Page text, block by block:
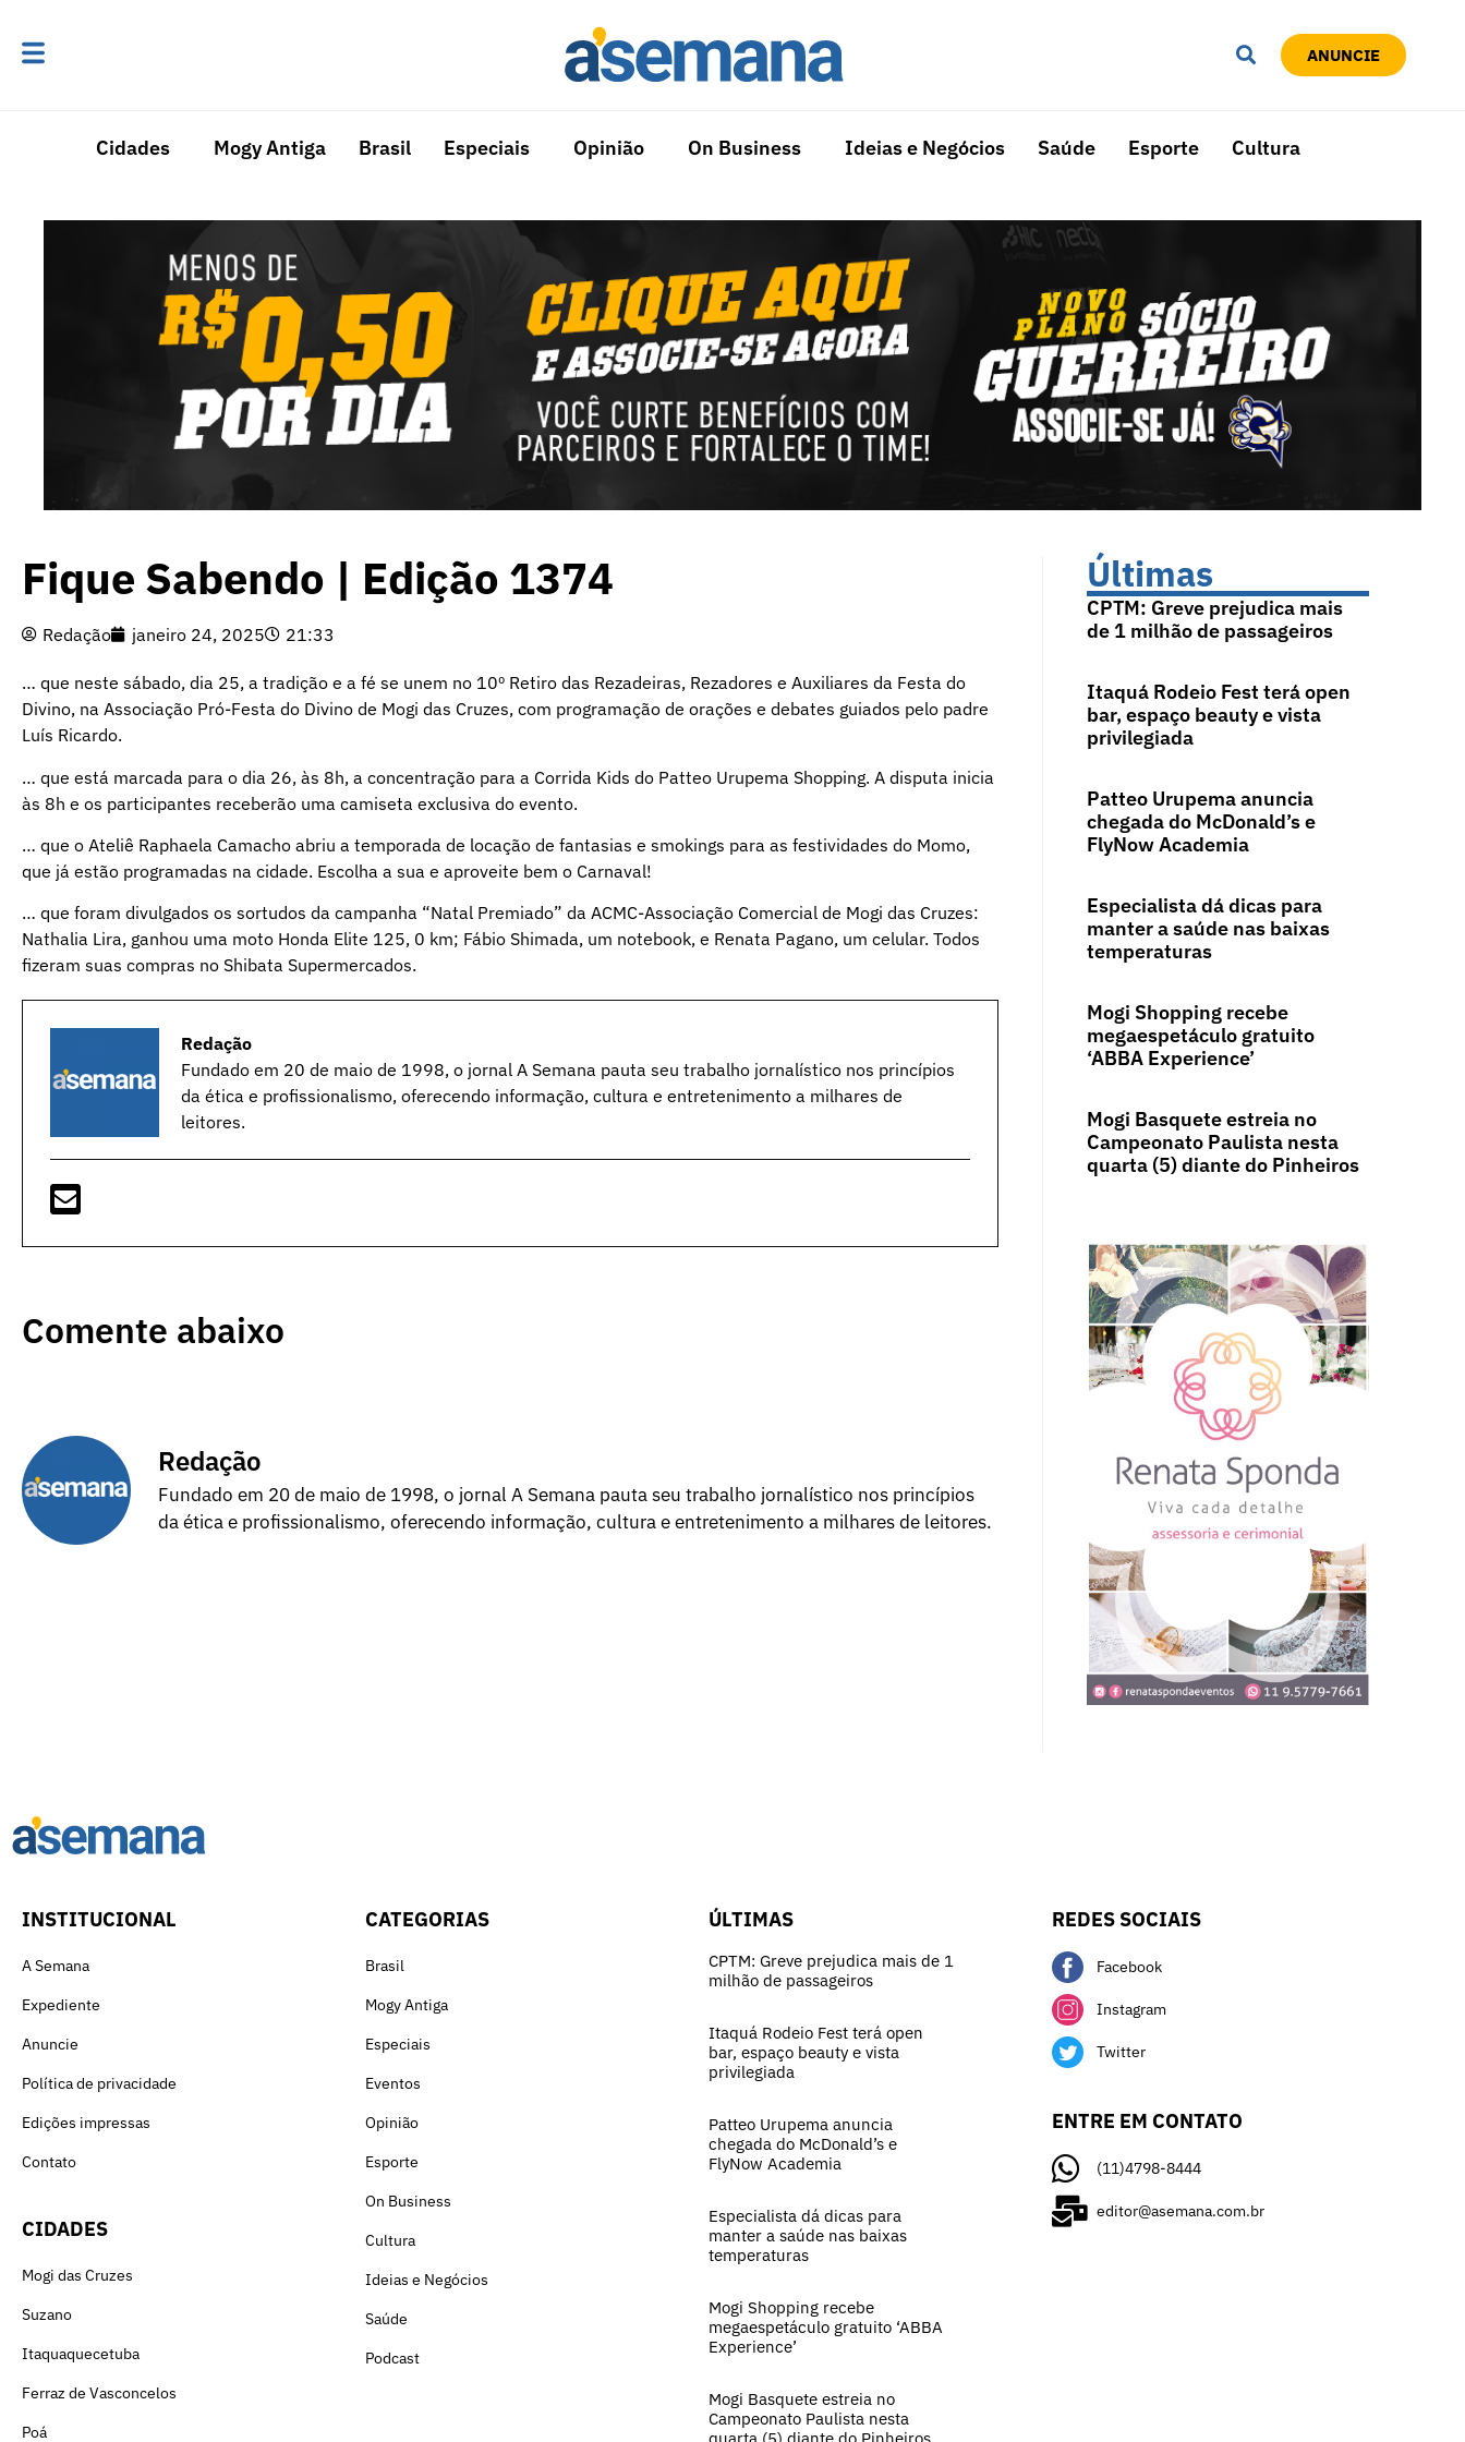
ANUNCIE
Cidades Mogy Antiga Brasil Especiais Opinião On Business Ideias e Negócios Saúde Esporte Cultura
Fique Sabendo | Edição 1374
Redação janeiro 24, 2025 21:33
… que neste sábado, dia 25, a tradição e a fé se unem no 10º Retiro das Rezadeiras, Rezadores e Auxiliares da Festa do
Divino, na Associação Pró-Festa do Divino de Mogi das Cruzes, com programação de orações e debates guiados pelo padre
Luís Ricardo.
… que está marcada para o dia 26, às 8h, a concentração para a Corrida Kids do Patteo Urupema Shopping. A disputa inicia
às 8h e os participantes receberão uma camiseta exclusiva do evento.
… que o Ateliê Raphaela Camacho abriu a temporada de locação de fantasias e smokings para as festividades do Momo,
que já estão programadas na cidade. Escolha a sua e aproveite bem o Carnaval!
… que foram divulgados os sortudos da campanha “Natal Premiado” da ACMC-Associação Comercial de Mogi das Cruzes:
Nathalia Lira, ganhou uma moto Honda Elite 125, 0 km; Fábio Shimada, um notebook, e Renata Pagano, um celular. Todos
fizeram suas compras no Shibata Supermercados.
Redação
Fundado em 20 de maio de 1998, o jornal A Semana pauta seu trabalho jornalístico nos princípios
da ética e profissionalismo, oferecendo informação, cultura e entretenimento a milhares de
leitores.
Comente abaixo
Redação
Fundado em 20 de maio de 1998, o jornal A Semana pauta seu trabalho jornalístico nos princípios
da ética e profissionalismo, oferecendo informação, cultura e entretenimento a milhares de leitores.
Últimas
CPTM: Greve prejudica mais
de 1 milhão de passageiros
Itaquá Rodeio Fest terá open
bar, espaço beauty e vista
privilegiada
Patteo Urupema anuncia
chegada do McDonald’s e
FlyNow Academia
Especialista dá dicas para
manter a saúde nas baixas
temperaturas
Mogi Shopping recebe
megaespetáculo gratuito
‘ABBA Experience’
Mogi Basquete estreia no
Campeonato Paulista nesta
quarta (5) diante do Pinheiros
INSTITUCIONAL
A Semana
Expediente
Anuncie
Política de privacidade
Edições impressas
Contato
CIDADES
Mogi das Cruzes
Suzano
Itaquaquecetuba
Ferraz de Vasconcelos
Poá
CATEGORIAS
Brasil
Mogy Antiga
Especiais
Eventos
Opinião
Esporte
On Business
Cultura
Ideias e Negócios
Saúde
Podcast
ÚLTIMAS
CPTM: Greve prejudica mais de 1
milhão de passageiros
Itaquá Rodeio Fest terá open
bar, espaço beauty e vista
privilegiada
Patteo Urupema anuncia
chegada do McDonald’s e
FlyNow Academia
Especialista dá dicas para
manter a saúde nas baixas
temperaturas
Mogi Shopping recebe
megaespetáculo gratuito ‘ABBA
Experience’
Mogi Basquete estreia no
Campeonato Paulista nesta
REDES SOCIAIS
Facebook
Instagram
Twitter
ENTRE EM CONTATO
(11)4798-8444
editor@asemana.com.br